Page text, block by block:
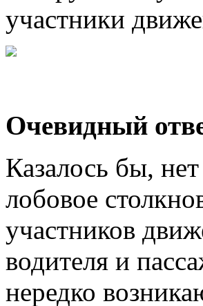
участники
Очевидный
Казалось бы,
лобовое
участников
водителя и
нередко